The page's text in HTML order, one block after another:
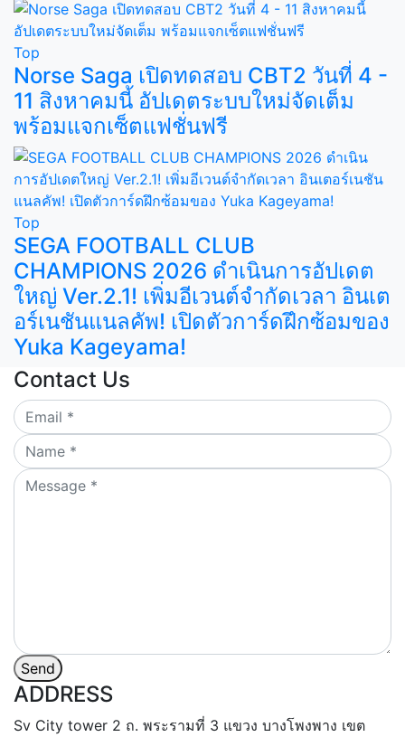
Top
Norse Saga เปิดทดสอบ CBT2 วันที่ 4 -
11 สิงหาคมนี้ อัปเดตระบบใหม่จัดเต็ม
พร้อมแจกเซ็ตแฟชั่นฟรี
Top
SEGA FOOTBALL CLUB
CHAMPIONS 2026 ดำเนินการอัปเดต
ใหญ่ Ver.2.1! เพิ่มอีเวนต์จำกัดเวลา อินเต
อร์เนชันแนลคัพ! เปิดตัวการ์ดฝึกซ้อมของ
Yuka Kageyama!
Contact Us
Send
ADDRESS
Sv City tower 2 ถ. พระรามที่ 3 แขวง บางโพงพาง เขต